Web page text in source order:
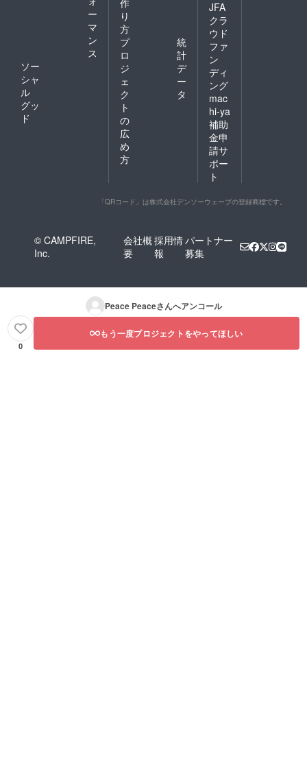
ー
マ
ン
ス
ソー
シャ
ル
グッ
ド
作
り
方
プ
ロ
ジ
ェ
ク
ト
の
広
め
方
統
計
デ
ー
タ
JFA
クラ
ウド
ファ
ン
ディ
ング
mac
hi-ya
補助
金申
請サ
ポー
ト
「QRコード」は株式会社デンソーウェーブの登録商標です。
© CAMPFIRE,
Inc.
会社概
要
採用情
報
パートナー
募集
Peace Peaceさんへアンコール
0
もう一度プロジェクトをやってほしい